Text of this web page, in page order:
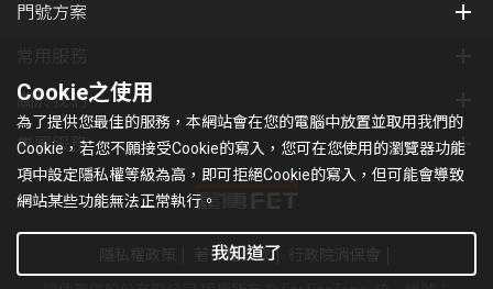
門號方案
關於我們
集團服務
著作權條款
Cookie之使用
為了提供您最佳的服務，本網站會在您的電腦中放置並取用我們的
Cookie，若您不願接受Cookie的寫入，您可在您使用的瀏覽器功能
項中設定隱私權等級為高，即可拒絕Cookie的寫入，但可能會導致
網站某些功能無法正常執行。
我知道了